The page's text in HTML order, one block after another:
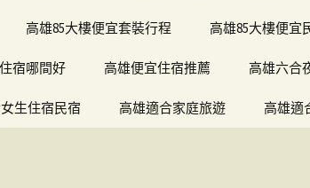
高雄85大樓便宜套裝行程 高雄85大樓便宜
宿哪間好 高雄便宜住宿推薦 高雄六合
生住宿民宿 高雄適合家庭旅遊 高雄適